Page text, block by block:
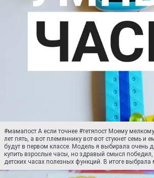
#мамапост А если точнее #тетяпост Моему
лет пять, а вот племяннику вот-вот стукнет семь и
будут в первом классе. Модель я выбирала очень
купить взрослые часы, но здравый смысл
детских часах полезных функций. В итоге выбрала